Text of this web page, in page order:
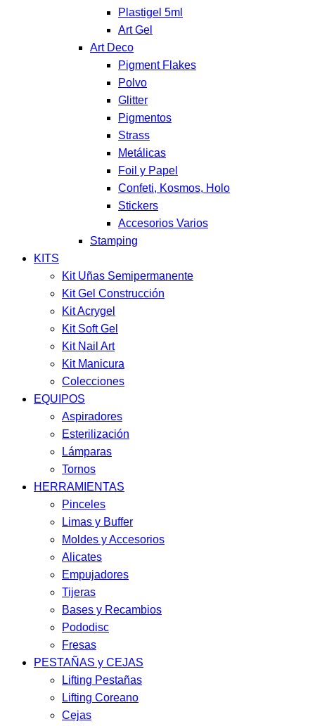
Plastigel 5ml
Art Gel
Art Deco
Pigment Flakes
Polvo
Glitter
Pigmentos
Strass
Metálicas
Foil y Papel
Confeti, Kosmos, Holo
Stickers
Accesorios Varios
Stamping
KITS
Kit Uñas Semipermanente
Kit Gel Construcción
Kit Acrygel
Kit Soft Gel
Kit Nail Art
Kit Manicura
Colecciones
EQUIPOS
Aspiradores
Esterilización
Lámparas
Tornos
HERRAMIENTAS
Pinceles
Limas y Buffer
Moldes y Accesorios
Alicates
Empujadores
Tijeras
Bases y Recambios
Pododisc
Fresas
PESTAÑAS y CEJAS
Lifting Pestañas
Lifting Coreano
Cejas